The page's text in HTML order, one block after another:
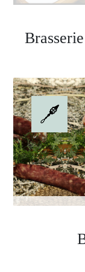
passion
identification